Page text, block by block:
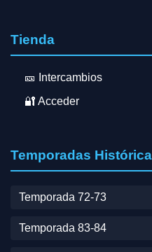
Tienda
🎫 Intercambios
🔐 Acceder
Temporadas
Temporada 72-73
Temporada 83-84